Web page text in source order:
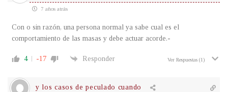
7 años atrás
Con o sin razón, una persona normal ya sabe cual es el
comportamiento de las masas y debe actuar acorde.-
4 -17 Responder Ver Respuestas (1)
y los casos de peculado cuando